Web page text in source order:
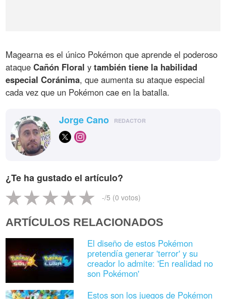
Magearna es el único Pokémon que aprende el poderoso
ataqueCañón Floral ytambién tiene la habilidad
especial Coránima, que aumenta su ataque especial
cada vez que un Pokémon cae en la batalla.
Jorge Cano REDACTOR
¿Te ha gustado el artículo?
-/5 (0 votos)
ARTÍCULOS RELACIONADOS
El diseño de estos Pokémon
pretendía generar 'terror' y su
creador lo admite: 'En realidad no
son Pokémon'
Estos son los juegos de Pokémon